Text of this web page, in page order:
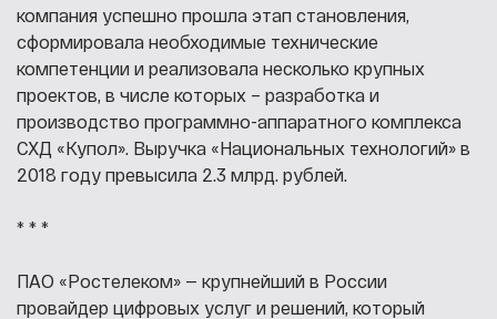
компания успешно прошла этап становления,
сформировала необходимые технические
компетенции и реализовала несколько крупных
проектов, в числе которых – разработка и
производство программно-аппаратного комплекса
СХД «Купол». Выручка «Национальных технологий» в
2018 году превысила 2.3 млрд. рублей.
* * *
ПАО «Ростелеком» — крупнейший в России
провайдер цифровых услуг и решений, который